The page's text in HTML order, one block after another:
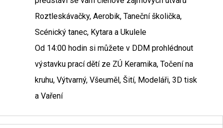
Roztleskávačky, Aerobik, Taneční školička,
Scénický tanec, Kytara a Ukulele
Od 14:00 hodin si můžete v DDM prohlédnout
výstavku prací dětí ze ZÚ Keramika, Točení na
kruhu, Výtvarný, Všeuměl, Šití, Modeláři, 3D tisk
a Vaření